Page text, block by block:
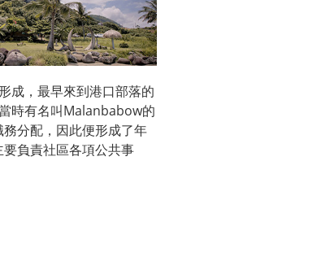
成，最早來到港口部落的
時有名叫Malanbabow的
分配，因此便形成了年
負責社區各項公共事